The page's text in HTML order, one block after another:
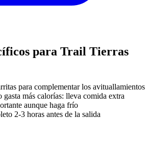
para Trail Tierras
para complementar los avituallamientos
más calorías: lleva comida extra
aunque haga frío
2-3 horas antes de la salida